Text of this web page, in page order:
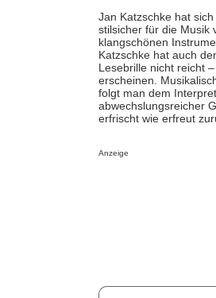
Jan Katzschke hat
stilsicher für die Musik
klangschönen
Katzschke hat auch
Lesebrille nicht reicht
erscheinen.
folgt man dem
abwechslungsreicher
erfrischt wie erfreut
Anzeige